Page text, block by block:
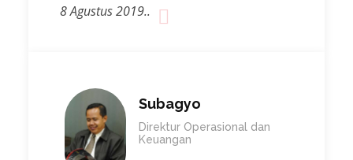
8 Agustus 2019..
Subagyo
Direktur Operasional dan
Keuangan